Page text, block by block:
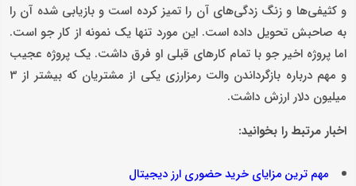
و کثیفی‌ها و زنگ زدگی‌های آن را تمیز کرده است و بازیابی شده آن را
به صاحبش تحویل داده است. این‌ مورد تنها یک نمونه از کار جو است.
اما پروژه‌ اخیر جو با تمام کارهای قبلی او فرق داشت. یک پروژه عجیب
و مهم درباره بازگرداندن والت رمزارزی یکی از مشتریان که بیشتر از 3
میلیون دلار ارزش داشت.
اخبار مرتبط را بخوانید:
مهم ترین مزایای خرید حضوری ارز دیجیتال